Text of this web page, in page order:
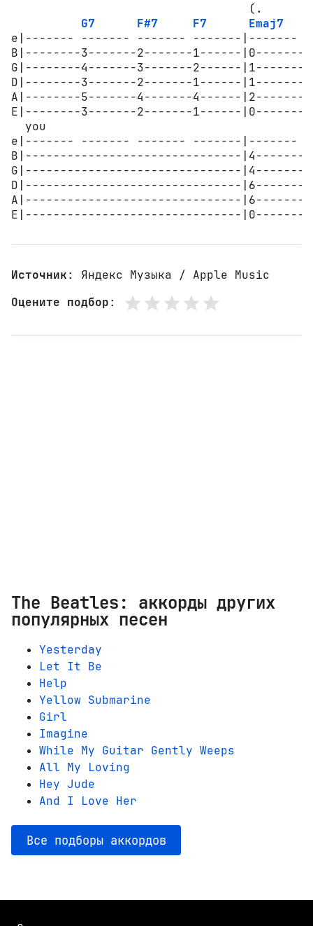
                                  (.
G7
F#7 F7
Emaj7
e|------- ------- ------- -------|-------
B|--------3-------2-------1------
G|--------4-------3-------2------
D|--------3-------2-------1------
A|--------5-------4-------4------
E|--------3-------2-------1------
  you
e|------- ------- ------- -------|-------
B|-------------------------------
G|-------------------------------
D|-------------------------------
A|-------------------------------
E|-------------------------------
Источник: Яндекс Музыка / Apple Music
Оцените подбор:
The Beatles: аккорды других
популярных песен
Yesterday
Let It Be
Help
Yellow Submarine
Girl
Imagine
While My Guitar Gently Weeps
All My Loving
Hey Jude
And I Love Her
Все подборы аккордов